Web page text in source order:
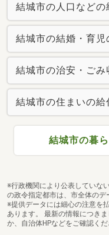
結城市の人口などの
結城市の結婚・育児
結城市の治安・ごみ
結城市の住まいの給
結城市の暮
※行政機関により公表していな
の政令指定都市は、市全体のデ
※提供データには細心の注意を
あります。 最新の情報につき
か、自治体HPなどをご確認くだ